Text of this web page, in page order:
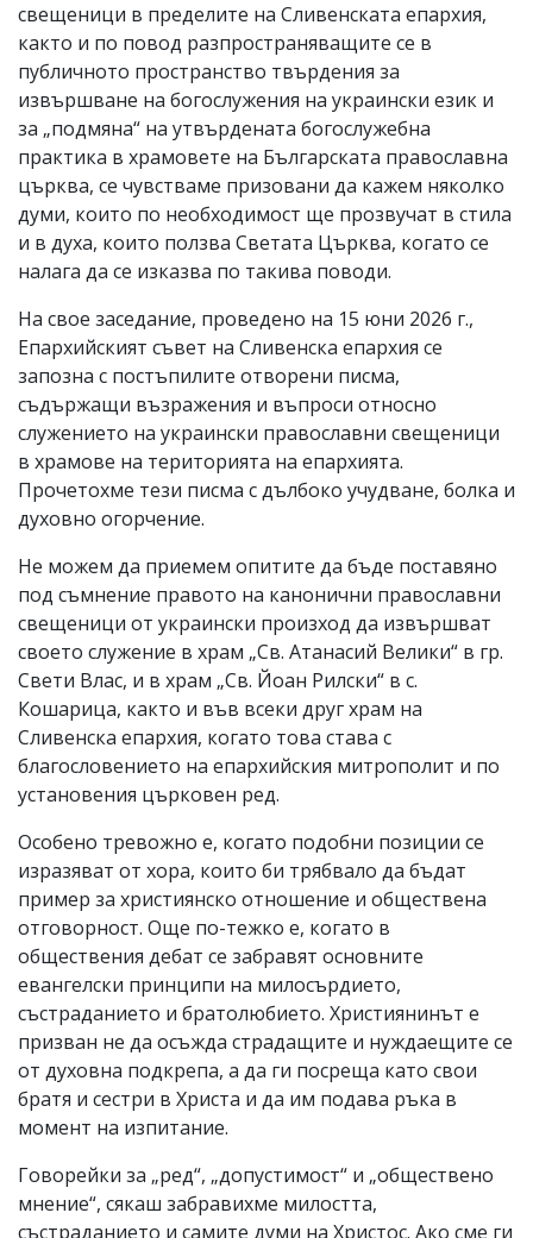
свещеници в пределите на Сливенската епархия,
както и по повод разпространяващите се в
публичното пространство твърдения за
извършване на богослужения на украински език и
за „подмяна“ на утвърдената богослужебна
практика в храмовете на Българската православна
църква, се чувстваме призовани да кажем няколко
думи, които по необходимост ще прозвучат в стила
и в духа, които ползва Светата Църква, когато се
налага да се изказва по такива поводи.
На свое заседание, проведено на 15 юни 2026 г.,
Епархийският съвет на Сливенска епархия се
запозна с постъпилите отворени писма,
съдържащи възражения и въпроси относно
служението на украински православни свещеници
в храмове на територията на епархията.
Прочетохме тези писма с дълбоко учудване, болка и
духовно огорчение.
Не можем да приемем опитите да бъде поставяно
под съмнение правото на канонични православни
свещеници от украински произход да извършват
своето служение в храм „Св. Атанасий Велики“ в гр.
Свети Влас, и в храм „Св. Йоан Рилски“ в с.
Кошарица, както и във всеки друг храм на
Сливенска епархия, когато това става с
благословението на епархийския митрополит и по
установения църковен ред.
Особено тревожно е, когато подобни позиции се
изразяват от хора, които би трябвало да бъдат
пример за християнско отношение и обществена
отговорност. Още по-тежко е, когато в
обществения дебат се забравят основните
евангелски принципи на милосърдието,
състраданието и братолюбието. Християнинът е
призван не да осъжда страдащите и нуждаещите се
от духовна подкрепа, а да ги посреща като свои
братя и сестри в Христа и да им подава ръка в
момент на изпитание.
Говорейки за „ред“, „допустимост“ и „обществено
мнение“, сякаш забравихме милостта,
състраданието и самите думи на Христос. Ако сме ги